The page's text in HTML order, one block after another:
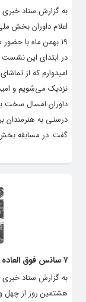
شدند
به گزارش ستاد
اعلام داوران بخش
۱۹ بهمن ماه با
در ابتدای این
امیدوارم که از
نزدیک می‌شویم و
داوران امسال سخت
درستی به هنرمندان
۷ سانس فوق العاده در هشتمین روز جشنواره
به گزارش ستاد خبری